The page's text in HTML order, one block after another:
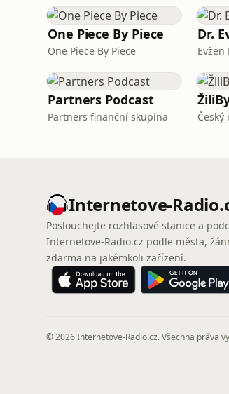
One Piece By Piece
One Piece By Piece
Dr.
Evžen
Partners Podcast
Partners finanční skupina Český
Internetove-
Poslouchejte rozhlasové stanice a
Internetove-Radio.cz podle města,
zdarma na jakémkoli zařízení.
© 2026 Internetove-Radio.cz. Všechna práva